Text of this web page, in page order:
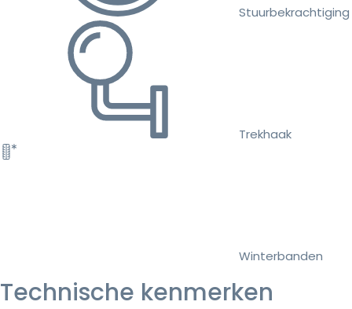
Stuurbekrachtiging
Trekhaak
Winterbanden
Technische kenmerken